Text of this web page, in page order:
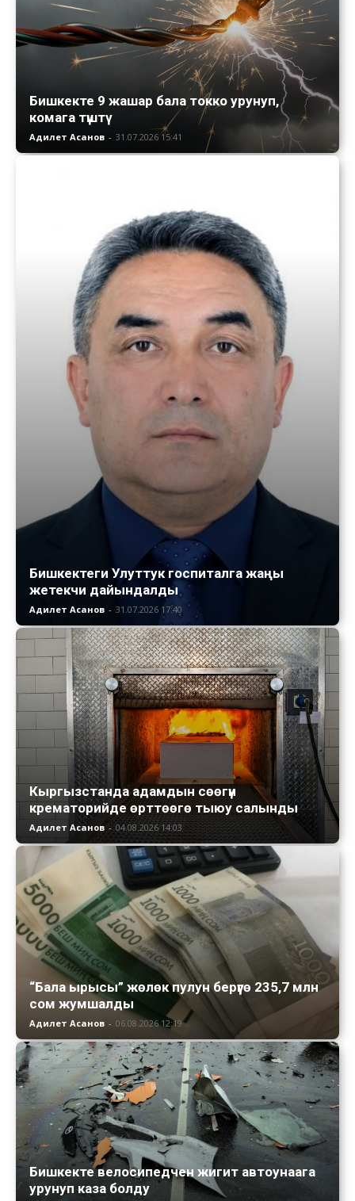
Бишкекте 9 жашар бала токко урунуп,
комага түштү
Адилет Асанов - 31.07.2026 15:41
Бишкектеги Улуттук госпиталга жаңы
жетекчи дайындалды
Адилет Асанов - 31.07.2026 17:40
Кыргызстанда адамдын сөөгүн
крематорийде өрттөөгө тыюу салынды
Адилет Асанов - 04.08.2026 14:03
“Бала ырысы” жөлөк пулун берүүгө 235,7 млн
сом жумшалды
Адилет Асанов - 06.08.2026 12:19
Бишкекте велосипедчен жигит автоунаага
урунуп каза болду